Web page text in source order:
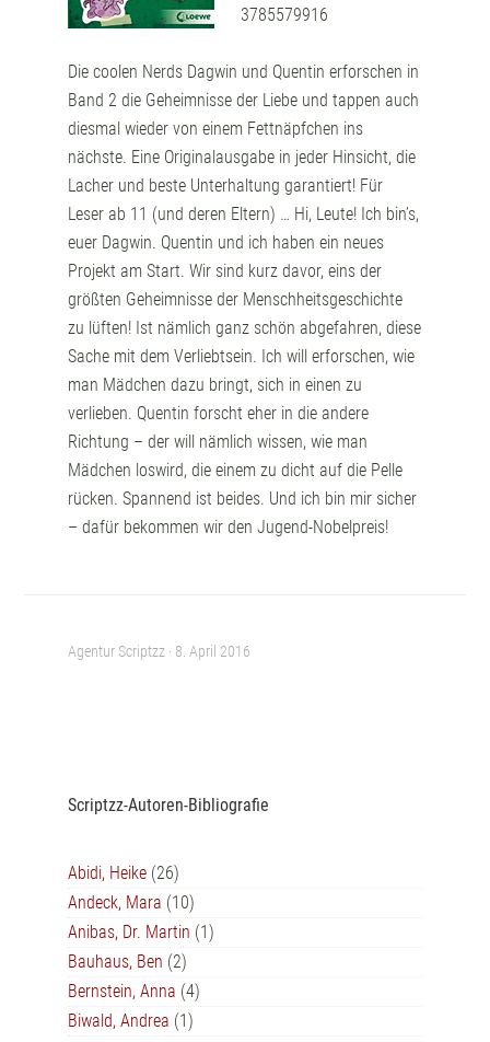
3785579916
Die coolen Nerds Dagwin und Quentin erforschen in
Band 2 die Geheimnisse der Liebe und tappen auch
diesmal wieder von einem Fettnäpfchen ins
nächste. Eine Originalausgabe in jeder Hinsicht, die
Lacher und beste Unterhaltung garantiert! Für
Leser ab 11 (und deren Eltern) … Hi, Leute! Ich bin’s,
euer Dagwin. Quentin und ich haben ein neues
Projekt am Start. Wir sind kurz davor, eins der
größten Geheimnisse der Menschheitsgeschichte
zu lüften! Ist nämlich ganz schön abgefahren, diese
Sache mit dem Verliebtsein. Ich will erforschen, wie
man Mädchen dazu bringt, sich in einen zu
verlieben. Quentin forscht eher in die andere
Richtung – der will nämlich wissen, wie man
Mädchen loswird, die einem zu dicht auf die Pelle
rücken. Spannend ist beides. Und ich bin mir sicher
– dafür bekommen wir den Jugend-Nobelpreis!
Agentur Scriptzz · 8. April 2016
Scriptzz-Autoren-Bibliografie
Abidi, Heike (26)
Andeck, Mara (10)
Anibas, Dr. Martin (1)
Bauhaus, Ben (2)
Bernstein, Anna (4)
Biwald, Andrea (1)